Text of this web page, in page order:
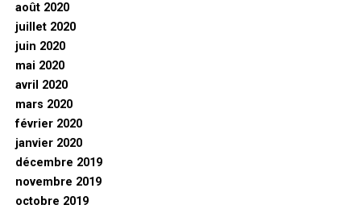
août 2020
juillet 2020
juin 2020
mai 2020
avril 2020
mars 2020
février 2020
janvier 2020
décembre 2019
novembre 2019
octobre 2019